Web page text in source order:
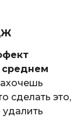
среднем
сделать это,